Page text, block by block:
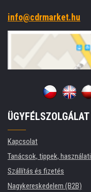
info@cdrmarket.hu
ÜGYFÉLSZOLGÁLAT
Kapcsolat
Tanácsok, tippek,
Szállítás és fizetés
Nagykereskedelem (B2B)